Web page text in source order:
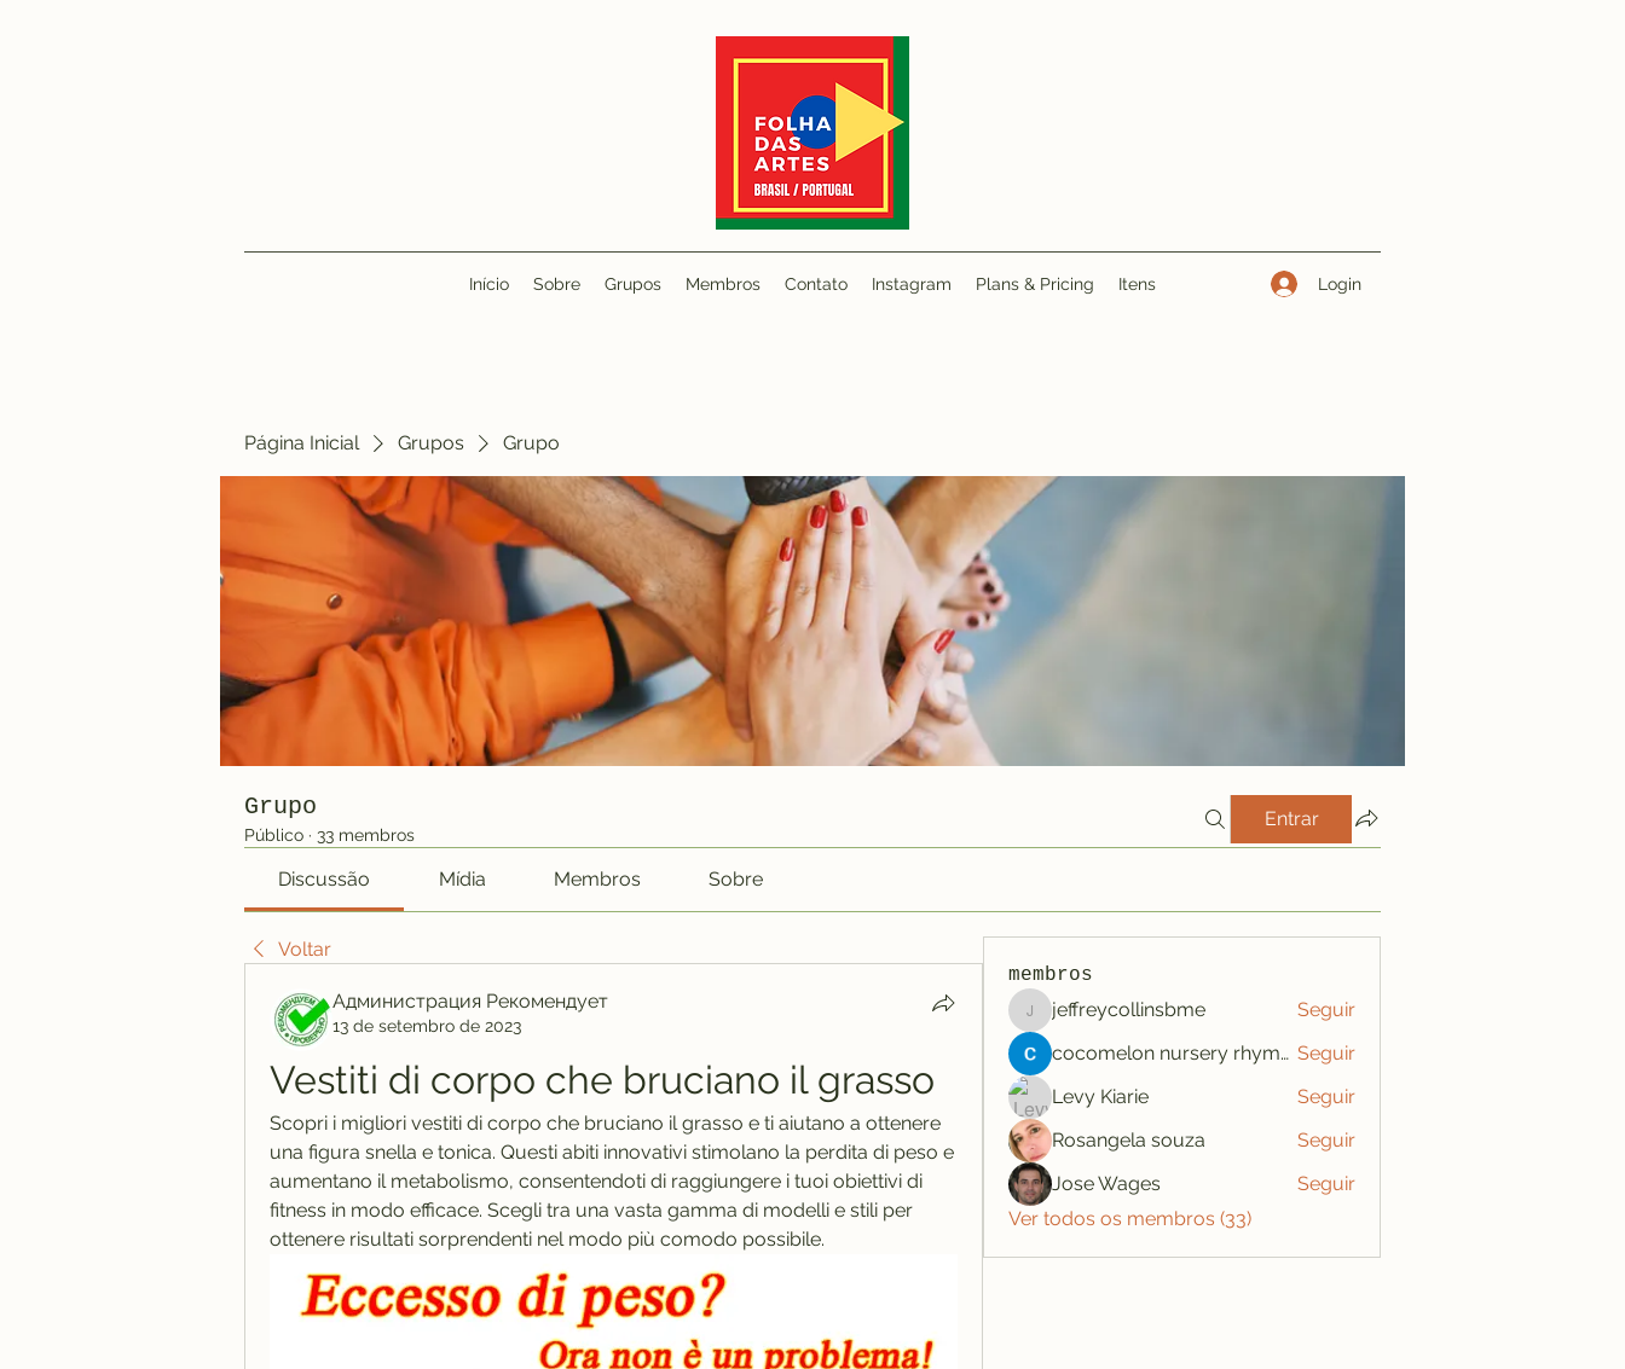
Início Sobre Grupos Membros Contato Instagram Plans & Pricing Itens Login
Página Inicial Grupos Grupo
Grupo
Público · 33 membros
Entrar
Discussão Mídia Membros Sobre
Voltar
Администрация Рекомендует
13 de setembro de 2023
Vestiti di corpo che bruciano il grasso
Scopri i migliori vestiti di corpo che bruciano il grasso e ti aiutano a ottenere
una figura snella e tonica. Questi abiti innovativi stimolano la perdita di peso e
aumentano il metabolismo, consentendoti di raggiungere i tuoi obiettivi di
fitness in modo efficace. Scegli tra una vasta gamma di modelli e stili per
ottenere risultati sorprendenti nel modo più comodo possibile.
membros
jeffreycollinsbme
jeffreycollinsbme
Seguir
cocomelon nursery rhymes Seguir
Levy Kiarie
Seguir
Rosangela souza
Seguir
Jose Wages
Seguir
Ver todos os membros (33)